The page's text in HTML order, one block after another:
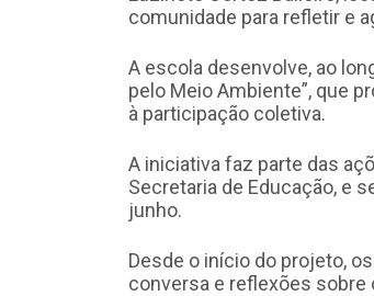
comunidade para refletir e
A escola desenvolve, ao
pelo Meio Ambiente”, que
à participação coletiva.
A iniciativa faz parte das
Secretaria de Educação, e
junho.
Desde o início do projeto,
conversa e reflexões sobre